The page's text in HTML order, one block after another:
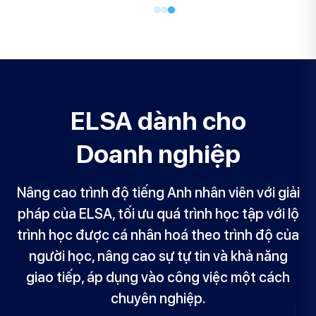
ELSA dành cho
Doanh nghiệp
Nâng cao trình độ tiếng Anh nhân viên với giải
pháp của ELSA, tối ưu quá trình học tập với lộ
trình học được cá nhân hoá theo trình độ của
người học, nâng cao sự tự tin và khả năng
giao tiếp, áp dụng vào công việc một cách
chuyên nghiệp.